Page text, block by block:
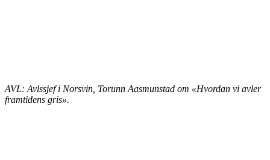
AVL: Avlssjef i Norsvin, Torunn Aasmunstad om «Hvordan vi avler
framtidens gris».